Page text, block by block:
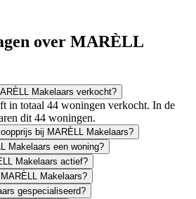
over MARÈLL
Makelaars verkocht?
in totaal 44 woningen verkocht. In de
dit 44 woningen.
bij MARÈLL Makelaars?
Makelaars een woning?
Makelaars actief?
Makelaars?
gespecialiseerd?